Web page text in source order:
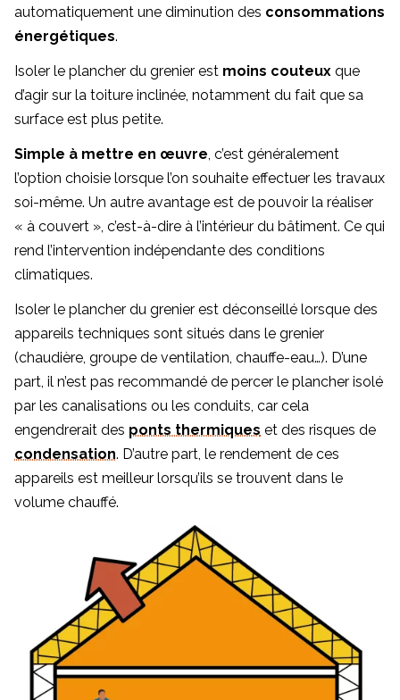
automatiquement une diminution des consommations
énergétiques.
Isoler le plancher du grenier est moins couteux que
d’agir sur la toiture inclinée, notamment du fait que sa
surface est plus petite.
Simple à mettre en œuvre, c’est généralement
l’option choisie lorsque l’on souhaite effectuer les travaux
soi-même. Un autre avantage est de pouvoir la réaliser
« à couvert », c’est-à-dire à l’intérieur du bâtiment. Ce qui
rend l’intervention indépendante des conditions
climatiques.
Isoler le plancher du grenier est déconseillé lorsque des
appareils techniques sont situés dans le grenier
(chaudière, groupe de ventilation, chauffe-eau…). D’une
part, il n’est pas recommandé de percer le plancher isolé
par les canalisations ou les conduits, car cela
engendrerait des ponts thermiques et des risques de
condensation. D’autre part, le rendement de ces
appareils est meilleur lorsqu’ils se trouvent dans le
volume chauffé.